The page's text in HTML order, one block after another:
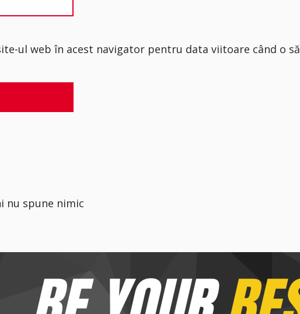
ul web în acest navigator pentru data viitoare când o să
nu spune nimic